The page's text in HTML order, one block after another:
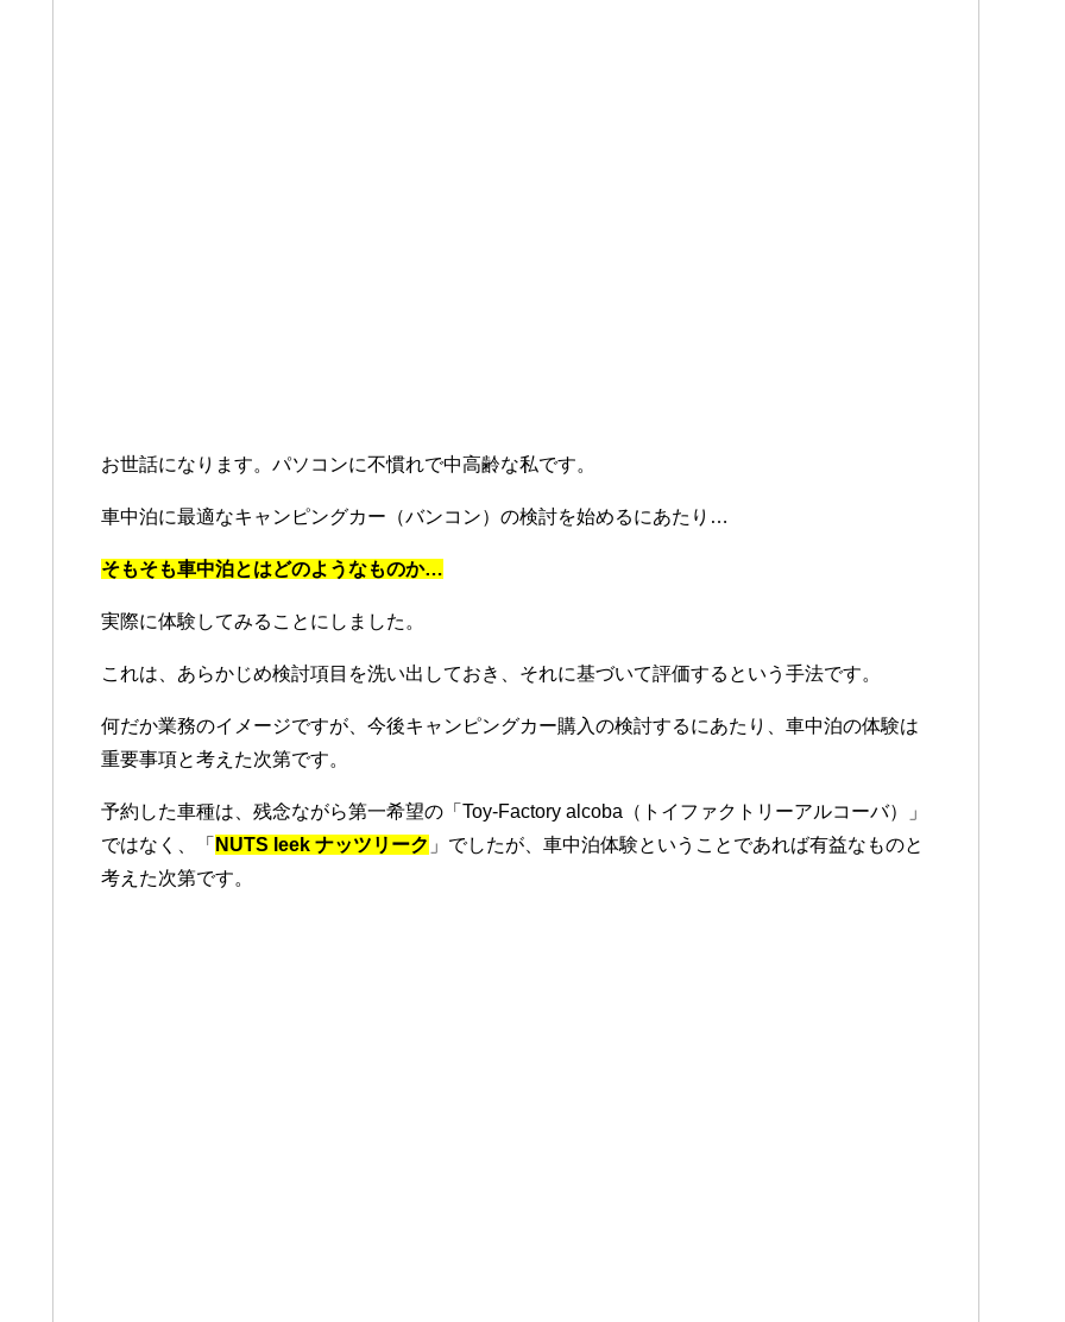
お世話になります。パソコンに不慣れで中高齢な私です。
車中泊に最適なキャンピングカー（バンコン）の検討を始めるにあたり…
そもそも車中泊とはどのようなものか…
実際に体験してみることにしました。
これは、あらかじめ検討項目を洗い出しておき、それに基づいて評価するという手法です。
何だか業務のイメージですが、今後キャンピングカー購入の検討するにあたり、車中泊の体験は
重要事項と考えた次第です。
予約した車種は、残念ながら第一希望の「Toy-Factory alcoba（トイファクトリーアルコーバ）」
ではなく、「 NUTS leek ナッツリーク 」でしたが、車中泊体験ということであれば有益なものと
考えた次第です。